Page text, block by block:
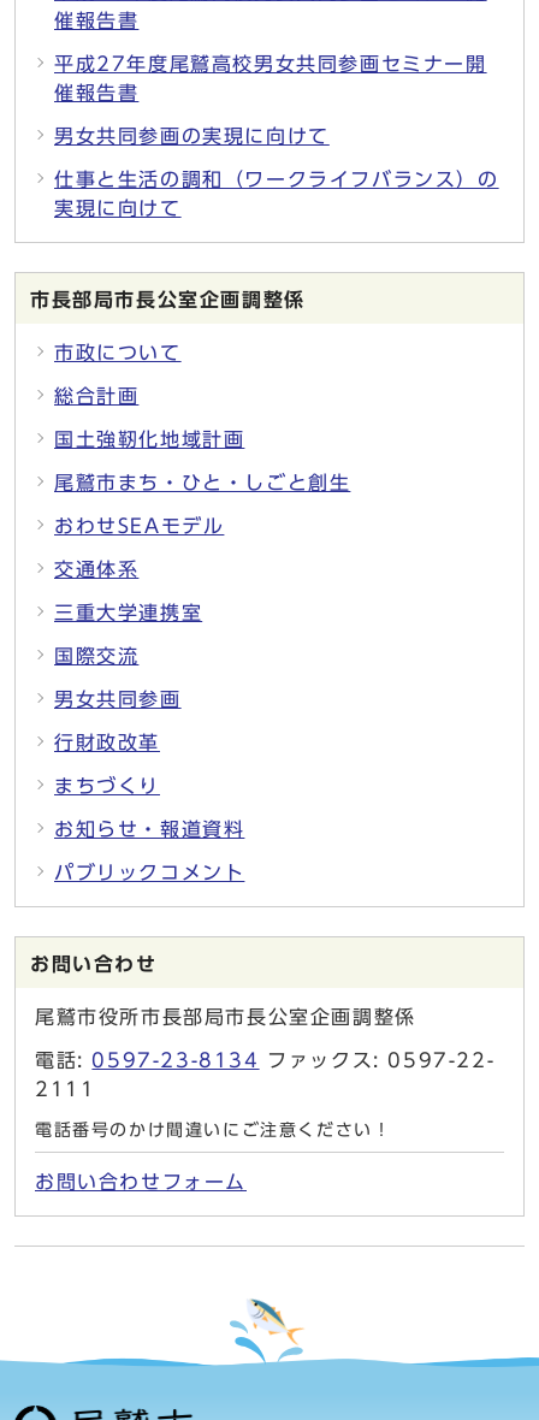
催報告書
平成27年度尾鷲高校男女共同参画セミナー開
催報告書
男女共同参画の実現に向けて
仕事と生活の調和（ワークライフバランス）の
実現に向けて
市長部局市長公室企画調整係
市政について
総合計画
国土強靭化地域計画
尾鷲市まち・ひと・しごと創生
おわせSEAモデル
交通体系
三重大学連携室
国際交流
男女共同参画
行財政改革
まちづくり
お知らせ・報道資料
パブリックコメント
お問い合わせ
尾鷲市役所市長部局市長公室企画調整係
電話: 0597-23-8134
ファックス: 0597-22-
2111
電話番号のかけ間違いにご注意ください！
お問い合わせフォーム